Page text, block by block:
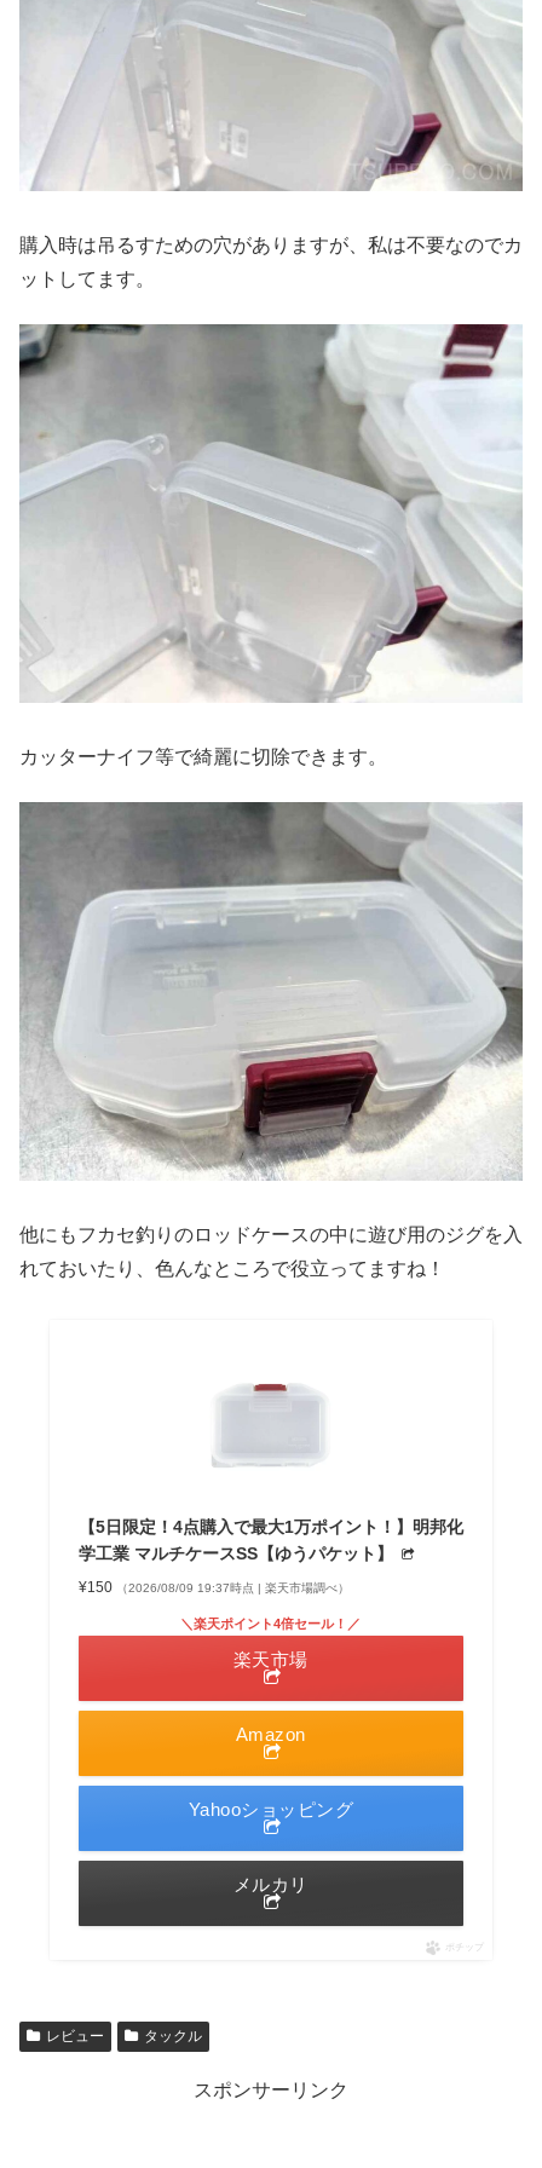
購入時は吊るすための穴がありますが、私は不要なのでカ
ットしてます。
カッターナイフ等で綺麗に切除できます。
他にもフカセ釣りのロッドケースの中に遊び用のジグを入
れておいたり、色んなところで役立ってますね！
【5日限定！4点購入で最大1万ポイント！】明邦化
学工業 マルチケースSS【ゆうパケット】
¥150 （2026/08/09 19:37時点 | 楽天市場調べ）
Amazon
＼楽天ポイント4倍セール！／
楽天市場
Yahooショッピング
メルカリ
ポチップ
レビュー タックル
スポンサーリンク